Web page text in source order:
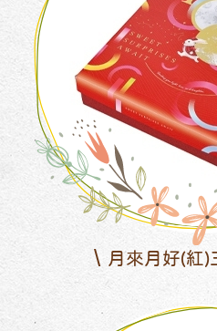
月來月好(紅)